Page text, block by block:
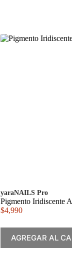
yaraNAILS Pro
Pigmento Iridiscente
$4,990
AGREGAR AL